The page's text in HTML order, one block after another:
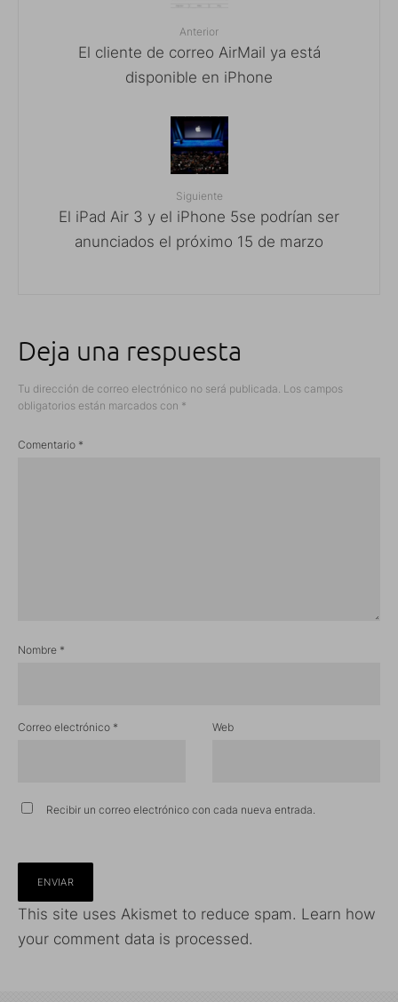
Anterior
El cliente de correo AirMail ya está
disponible en iPhone
Siguiente
El iPad Air 3 y el iPhone 5se podrían ser
anunciados el próximo 15 de marzo
Deja una respuesta
Tu dirección de correo electrónico no será publicada. Los campos
obligatorios están marcados con *
Comentario *
Nombre *
Correo electrónico * Web
Recibir un correo electrónico con cada nueva entrada.
This site uses Akismet to reduce spam. Learn how
your comment data is processed.